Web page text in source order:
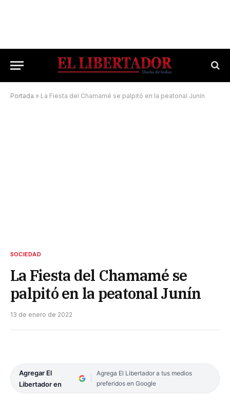
Portada » La Fiesta del Chamamé se palpitó en la peatonal Junín
SOCIEDAD
La Fiesta del Chamamé se
palpitó en la peatonal Junín
13 de enero de 2022
Agregar El
Libertador en
Agrega El Libertador a tus medios
preferidos en Google